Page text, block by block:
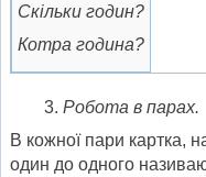
Скільки годин?
Котра година?
Робота в парах.
В кожної пари картка,
один до одного